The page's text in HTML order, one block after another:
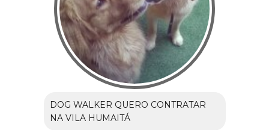
DOG WALKER QUERO CONTRATAR
NA VILA HUMAITÁ